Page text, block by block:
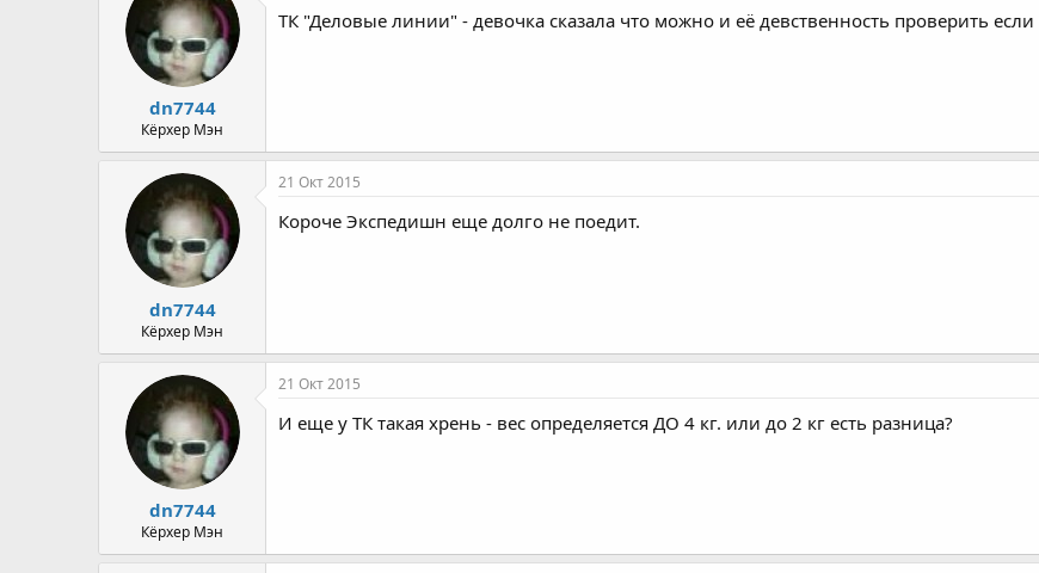
dn7744
Кёрхер Мэн
ТК "Деловые линии" - девочка сказала что можно и её девственность проверить
dn7744
Кёрхер Мэн
21 Окт 2015
Короче Экспедишн еще долго не поедит.
dn7744
Кёрхер Мэн
21 Окт 2015
И еще у ТК такая хрень - вес определяется ДО 4 кг. или до 2 кг есть разница?